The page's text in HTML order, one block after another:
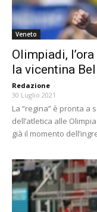
Veneto
Olimpiadi,
la vicentina
Redazione -
30 Luglio 2021
La “regina” è pronta a
dell’atletica alle
già il momento